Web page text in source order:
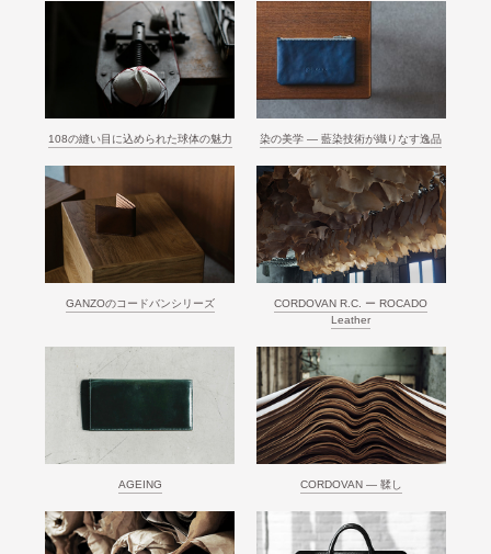
108の縫い目に込められた球体の魅力 染の美学 ― 藍染技術が織りなす逸品
GANZOのコードバンシリーズ
CORDOVAN R.C. ー ROCADO
Leather
AGEING CORDOVAN ― 鞣し